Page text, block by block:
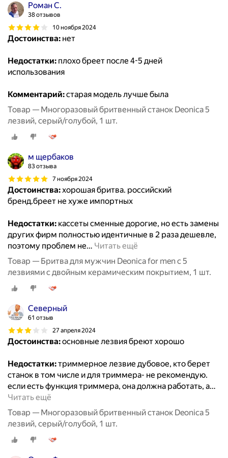
Роман С.
38 отзывов
10 ноября 2024
Достоинства: нет
Недостатки: плохо бреет после 4-5 дней
использования
Комментарий:старая модель лучше была
Товар — Многоразовый бритвенный станок Deonica 5
лезвий, серый/голубой, 1 шт.
м щербаков
83 отзыва
7 ноября 2024
Достоинства:хорошая бритва. российский
бренд.бреет не хуже импортных
Недостатки: кассеты сменные дорогие, но есть замены
других фирм полностью идентичные в 2 раза дешевле,
поэтому проблем не… Читать ещё
Товар — Бритва для мужчин Deonica for men с 5
лезвиями с двойным керамическим покрытием, 1 шт.
Северный
61 отзыв
27 апреля 2024
Достоинства:основные лезвия бреют хорошо
Недостатки:триммерное лезвие дубовое, кто берет
станок в том числе и для триммера- не рекомендую.
если есть функция триммера, она должна работать, а…
Читать ещё
Товар — Многоразовый бритвенный станок Deonica 5
лезвий, серый/голубой, 1 шт.